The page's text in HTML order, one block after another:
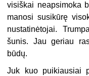
visiškai neapsimoka
manosi susikūrę
nustatinėtojai.
šunis. Jau geriau
būdų.
Juk kuo puikiausiai